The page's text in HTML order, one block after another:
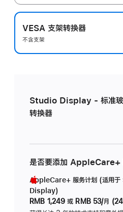
VESA 支架转换器
不含支架
Studio Display - 标准玻
转换器
是否要添加 AppleCare+
AppleCare+ 服务计划 (适用
Display)
RMB 1,249 或 RMB 53/月